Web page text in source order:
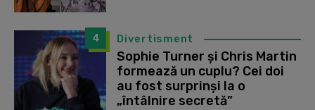
4 Divertisment
Sophie Turner și Chris Martin
formează un cuplu? Cei doi
au fost surprinși la o
„întâlnire secretă”